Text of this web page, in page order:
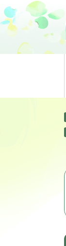
ペ
ー
ジ
メ
ニ
ュ
て